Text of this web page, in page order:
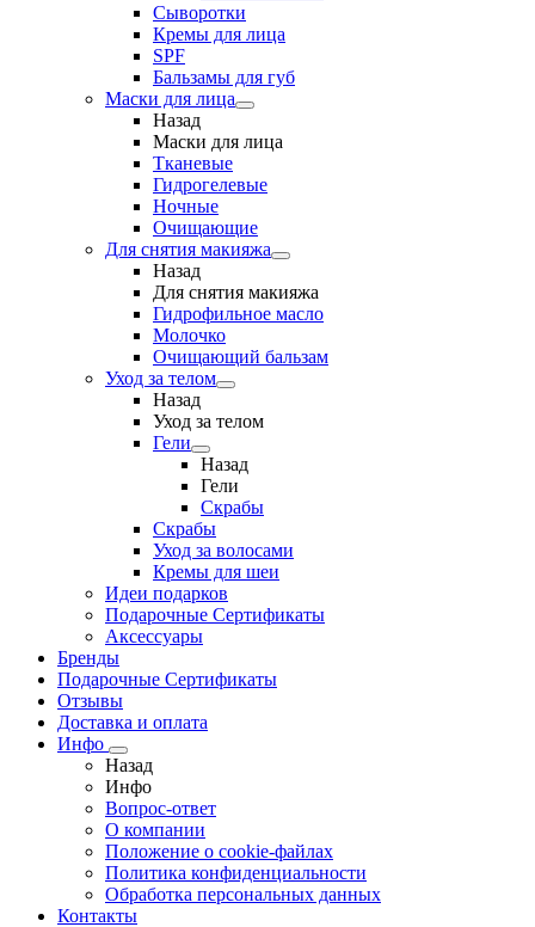
Сыворотки
Кремы для лица
SPF
Бальзамы для губ
Маски для лица
Назад
Маски для лица
Тканевые
Гидрогелевые
Ночные
Очищающие
Для снятия макияжа
Назад
Для снятия макияжа
Гидрофильное масло
Молочко
Очищающий бальзам
Уход за телом
Назад
Уход за телом
Гели
Назад
Гели
Скрабы
Скрабы
Уход за волосами
Кремы для шеи
Идеи подарков
Подарочные Сертификаты
Аксессуары
Бренды
Подарочные Сертификаты
Отзывы
Доставка и оплата
Инфо
Назад
Инфо
Вопрос-ответ
О компании
Положение о cookie-файлах
Политика конфиденциальности
Обработка персональных данных
Контакты